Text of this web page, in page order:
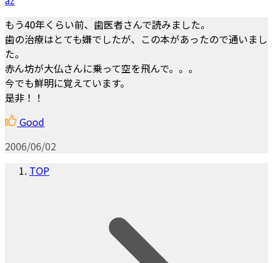
もう40年くらい前、歯医者さんで読みました。
歯の治療はとても嫌でしたが、この本があったので通いまし
た。
赤ん坊が大仏さんに乗って空を飛んで。。。
今でも鮮明に覚えています。
是非！！
Good
2006/06/02
TOP